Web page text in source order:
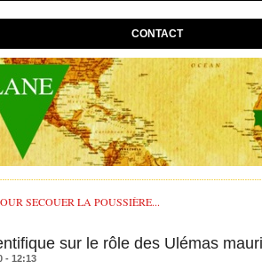
CONTACT
SECOUER LA POUSSIÈRE...
sur le rôle des Ulémas
- 12:13